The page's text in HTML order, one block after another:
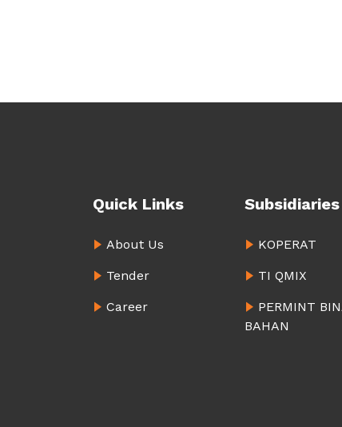
Quick Links
About Us
Tender
Career
Subsidiaries
KOPERAT
TI QMIX
PERMINT
BAHAN